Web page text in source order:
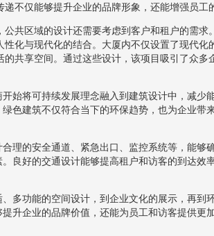
不仅能够提升企业的品牌形象，还能增强员工
共区域的设计还需要考虑到客户和租户的需求
化与现代化的结合。大厦内不仅设置了现代化
共享空间。通过这些设计，该项目吸引了众多
始将可持续发展理念融入到建筑设计中，减少
色建筑不仅符合当下的环保趋势，也为企业带
理的安全通道、紧急出口、监控系统等，能够
良好的交通设计能够提高租户和访客的到达效
多功能的空间设计，到企业文化的展示，再到
升企业的品牌价值，还能为员工和访客提供更